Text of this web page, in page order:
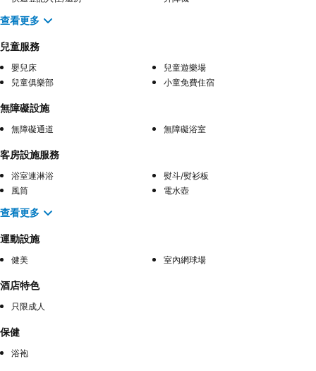
查看更多
兒童服務
嬰兒床
兒童遊樂場
兒童俱樂部
小童免費住宿
無障礙設施
無障礙通道 無障礙浴室
客房設施服務
浴室連淋浴
熨斗/熨衫板
風筒
電水壺
查看更多
運動設施
健美 室內網球場
酒店特色
只限成人
保健
浴袍